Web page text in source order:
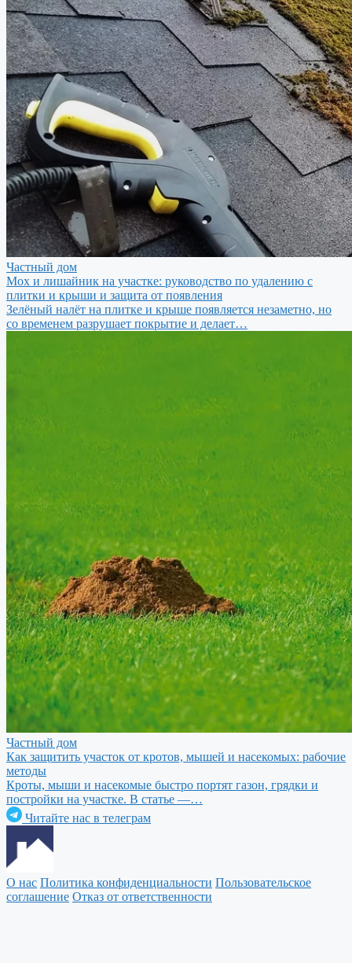
Частный дом
Мох и лишайник на участке: руководство по удалению с
плитки и крыши и защита от появления
Зелёный налёт на плитке и крыше появляется незаметно, но
со временем разрушает покрытие и делает…
Частный дом
Как защитить участок от кротов, мышей и насекомых: рабочие
методы
Кроты, мыши и насекомые быстро портят газон, грядки и
постройки на участке. В статье —…
Читайте нас в телеграм
О нас Политика конфиденциальности Пользовательское
соглашение Отказ от ответственности